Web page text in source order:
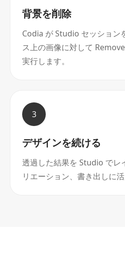
背景を削除
Codia が Studio セッション
ス上の画像に対して
実行します。
3
デザインを続ける
透過した結果を Studio でレ
リエーション、書き出しに活